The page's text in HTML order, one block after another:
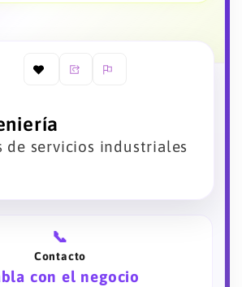
de servicios industriales
📞
Contacto
con el negocio